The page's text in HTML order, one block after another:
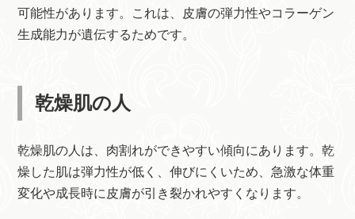
可能性があります。これは、皮膚の弾力性やコラーゲン
生成能力が遺伝するためです。
乾燥肌の人
乾燥肌の人は、肉割れができやすい傾向にあります。乾
燥した肌は弾力性が低く、伸びにくいため、急激な体重
変化や成長時に皮膚が引き裂かれやすくなります。